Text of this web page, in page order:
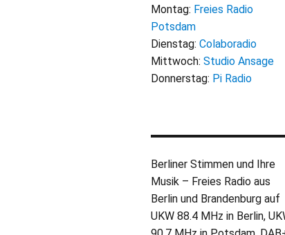
Montag: Freies Radio
Potsdam
Dienstag: Colaboradio
Mittwoch: Studio Ansage
Donnerstag: Pi Radio
Berliner Stimmen und Ihre
Musik – Freies Radio aus
Berlin und Brandenburg auf
UKW 88.4 MHz in Berlin,